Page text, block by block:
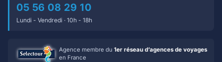
05 56 08 29 10
Lundi - Vendredi · 10h - 18h
Agence membre du 1er réseau d’agences de voyages
en France